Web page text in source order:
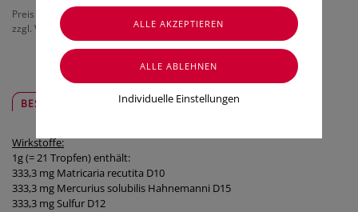
Preis inkl. MwSt.
zzgl. Versandkosten
BESCHREIBUNG SICHER & REGIONAL
Wirkstoffe:
1g (= 21 Tropfen) enthält:
333,3 mg Matricaria recutita D10
333,3 mg Mercurius solubilis Hahnemanni D15
333,3 mg Sulfur D12
Individuelle Einstellungen